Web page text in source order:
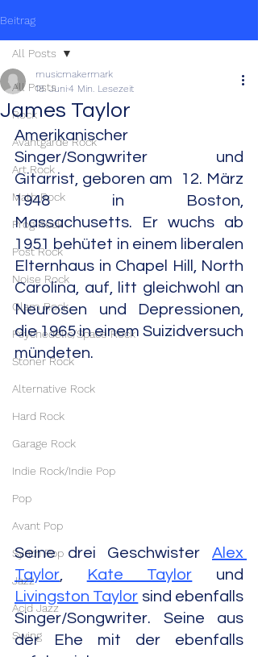
Beitrag
All Posts
Rock
Avantgarde Rock
Art Rock
Math Rock
Prog Rock
Post Rock
Noise Rock
Glam Rock
Psychedelic/Space Rock
Stoner Rock
Alternative Rock
Hard Rock
Garage Rock
Indie Rock/Indie Pop
Pop
Avant Pop
Synth Pop
Jazz
Acid Jazz
Swing
All Posts
James Taylor
musicmakermark
18. Juni4 Min. Lesezeit
Amerikanischer
Singer/Songwriter und
Gitarrist, geboren am  12. März
1948 in Boston,
Massachusetts. Er wuchs ab
1951 behütet in einem liberalen
Elternhaus in Chapel Hill, North
Carolina, auf, litt gleichwohl an
Neurosen und Depressionen,
die 1965 in einem Suizidversuch
mündeten.
Seine drei Geschwister Alex
Taylor, Kate Taylor
Livingston Taylor sind ebenfalls
Singer/Songwriter. Seine aus
der Ehe mit der ebenfalls